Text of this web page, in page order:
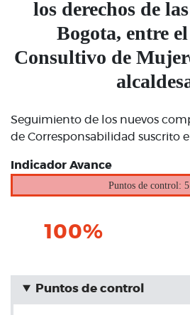
los derechos de
Bogota, entre
Consultivo de
Seguimiento de los nuevos
de Corresponsabilidad suscrito
Indicador Avance
Puntos de control:
100%
Puntos de control